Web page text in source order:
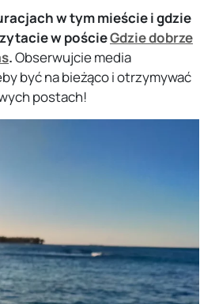
w tym mieście i gdzie
w pościeGdzie dobrze
.Obserwujcie media
być na bieżąco i otrzymywać
postach!